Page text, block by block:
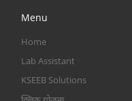
Menu
Home
Lab Assistant
KSEEB Solutions